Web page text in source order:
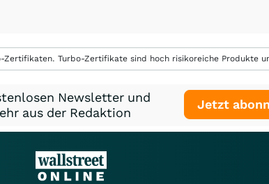
Turbo-Zertifikate sind hoch risikoreiche Produkte
Newsletter und
aus der Redaktion
Jetzt